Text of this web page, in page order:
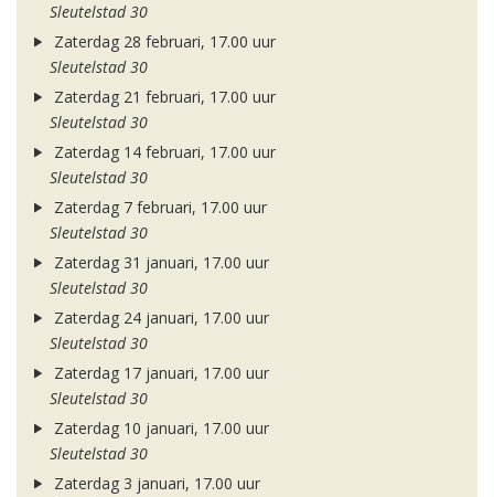
Sleutelstad 30
Zaterdag 28 februari, 17.00 uur
Sleutelstad 30
Zaterdag 21 februari, 17.00 uur
Sleutelstad 30
Zaterdag 14 februari, 17.00 uur
Sleutelstad 30
Zaterdag 7 februari, 17.00 uur
Sleutelstad 30
Zaterdag 31 januari, 17.00 uur
Sleutelstad 30
Zaterdag 24 januari, 17.00 uur
Sleutelstad 30
Zaterdag 17 januari, 17.00 uur
Sleutelstad 30
Zaterdag 10 januari, 17.00 uur
Sleutelstad 30
Zaterdag 3 januari, 17.00 uur